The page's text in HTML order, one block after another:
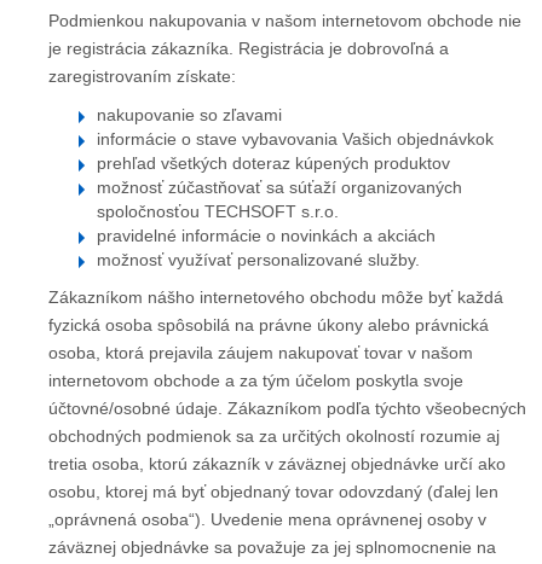
Podmienkou nakupovania v našom internetovom obchode nie
je registrácia zákazníka. Registrácia je dobrovoľná a
zaregistrovaním získate:
nakupovanie so zľavami
informácie o stave vybavovania Vašich objednávkok
prehľad všetkých doteraz kúpených produktov
možnosť zúčastňovať sa súťaží organizovaných
spoločnosťou TECHSOFT s.r.o.
pravidelné informácie o novinkách a akciách
možnosť využívať personalizované služby.
Zákazníkom nášho internetového obchodu môže byť každá
fyzická osoba spôsobilá na právne úkony alebo právnická
osoba, ktorá prejavila záujem nakupovať tovar v našom
internetovom obchode a za tým účelom poskytla svoje
účtovné/osobné údaje. Zákazníkom podľa týchto všeobecných
obchodných podmienok sa za určitých okolností rozumie aj
tretia osoba, ktorú zákazník v záväznej objednávke určí ako
osobu, ktorej má byť objednaný tovar odovzdaný (ďalej len
„oprávnená osoba“). Uvedenie mena oprávnenej osoby v
záväznej objednávke sa považuje za jej splnomocnenie na